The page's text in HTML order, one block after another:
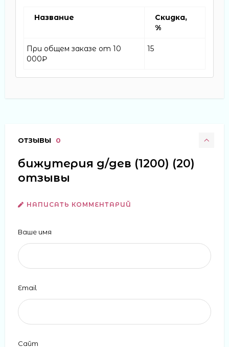
Название
Скидка,
%
При общем заказе от 10
000₽
15
ОТЗЫВЫ 0
бижутерия д/дев (1200) (20)
отзывы
НАПИСАТЬ КОММЕНТАРИЙ
Ваше имя
Email
Сайт